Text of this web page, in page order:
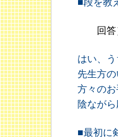
■段を教
回答）
はい、
先生方
方々のお
陰なが
■最初に